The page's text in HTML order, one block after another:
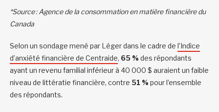
*Source : Agence de la consommation en matière financière du
Canada
Selon un sondage mené par Léger dans le cadre de l’Indice
d’anxiété financière de Centraide, 65 % des répondants
ayant un revenu familial inférieur à 40 000 $ auraient un faible
niveau de littératie financière, contre 51 % pour l’ensemble
des répondants.